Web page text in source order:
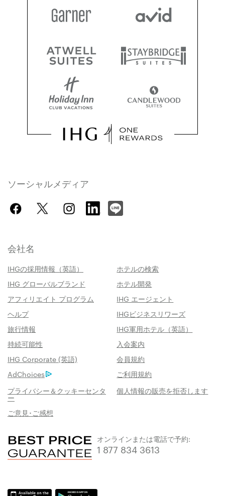
ソーシャルメディア
会社名
IHGの採用情報（英語）
ホテルの検索
IHG グローバルブランド
ホテル開発
アフィリエイト プログラム
IHG エージェント
ヘルプ
IHGビジネスリワーズ
旅行情報
IHG軍用ホテル（英語）
持続可能性
入会案内
IHG Corporate (英語)
会員規約
AdChoices
ご利用規約
プライバシー＆クッキーセンタ
ー
個人情報の販売を拒否します
ご意見･ご感想
オンラインまたは電話で予約:
1 877 834 3613